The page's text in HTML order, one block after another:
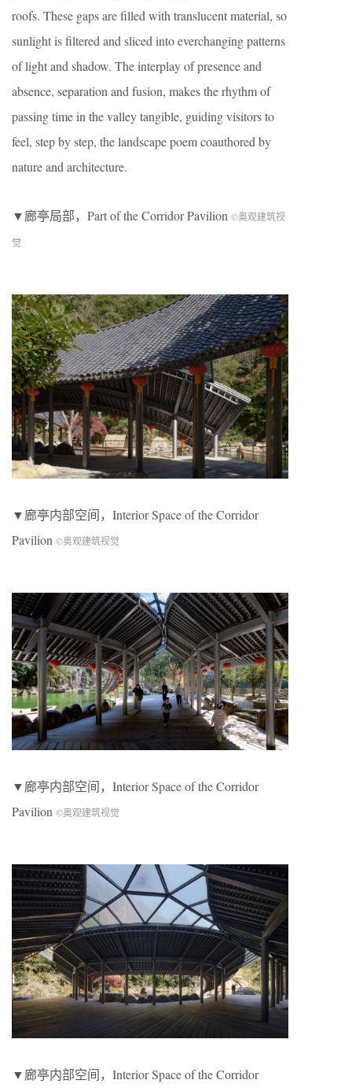
roofs. These gaps are filled with translucent material, so
sunlight is filtered and sliced into everchanging patterns
of light and shadow. The interplay of presence and
absence, separation and fusion, makes the rhythm of
passing time in the valley tangible, guiding visitors to
feel, step by step, the landscape poem coauthored by
nature and architecture.
▼廊亭局部，Part of the Corridor Pavilion ©奥观建筑视
觉
▼廊亭内部空间，Interior Space of the Corridor
Pavilion ©奥观建筑视觉
▼廊亭内部空间，Interior Space of the Corridor
Pavilion ©奥观建筑视觉
▼廊亭内部空间，Interior Space of the Corridor